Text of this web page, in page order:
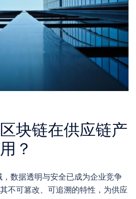
块链在供应链产
？
数据透明与安全已成为企业竞争
不可篡改、可追溯的特性，为供应